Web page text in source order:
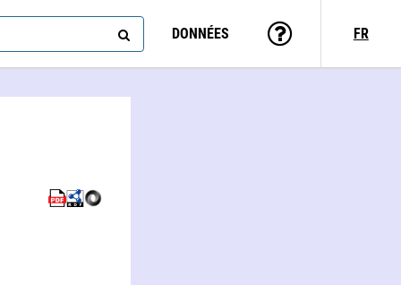
DONNÉES FR